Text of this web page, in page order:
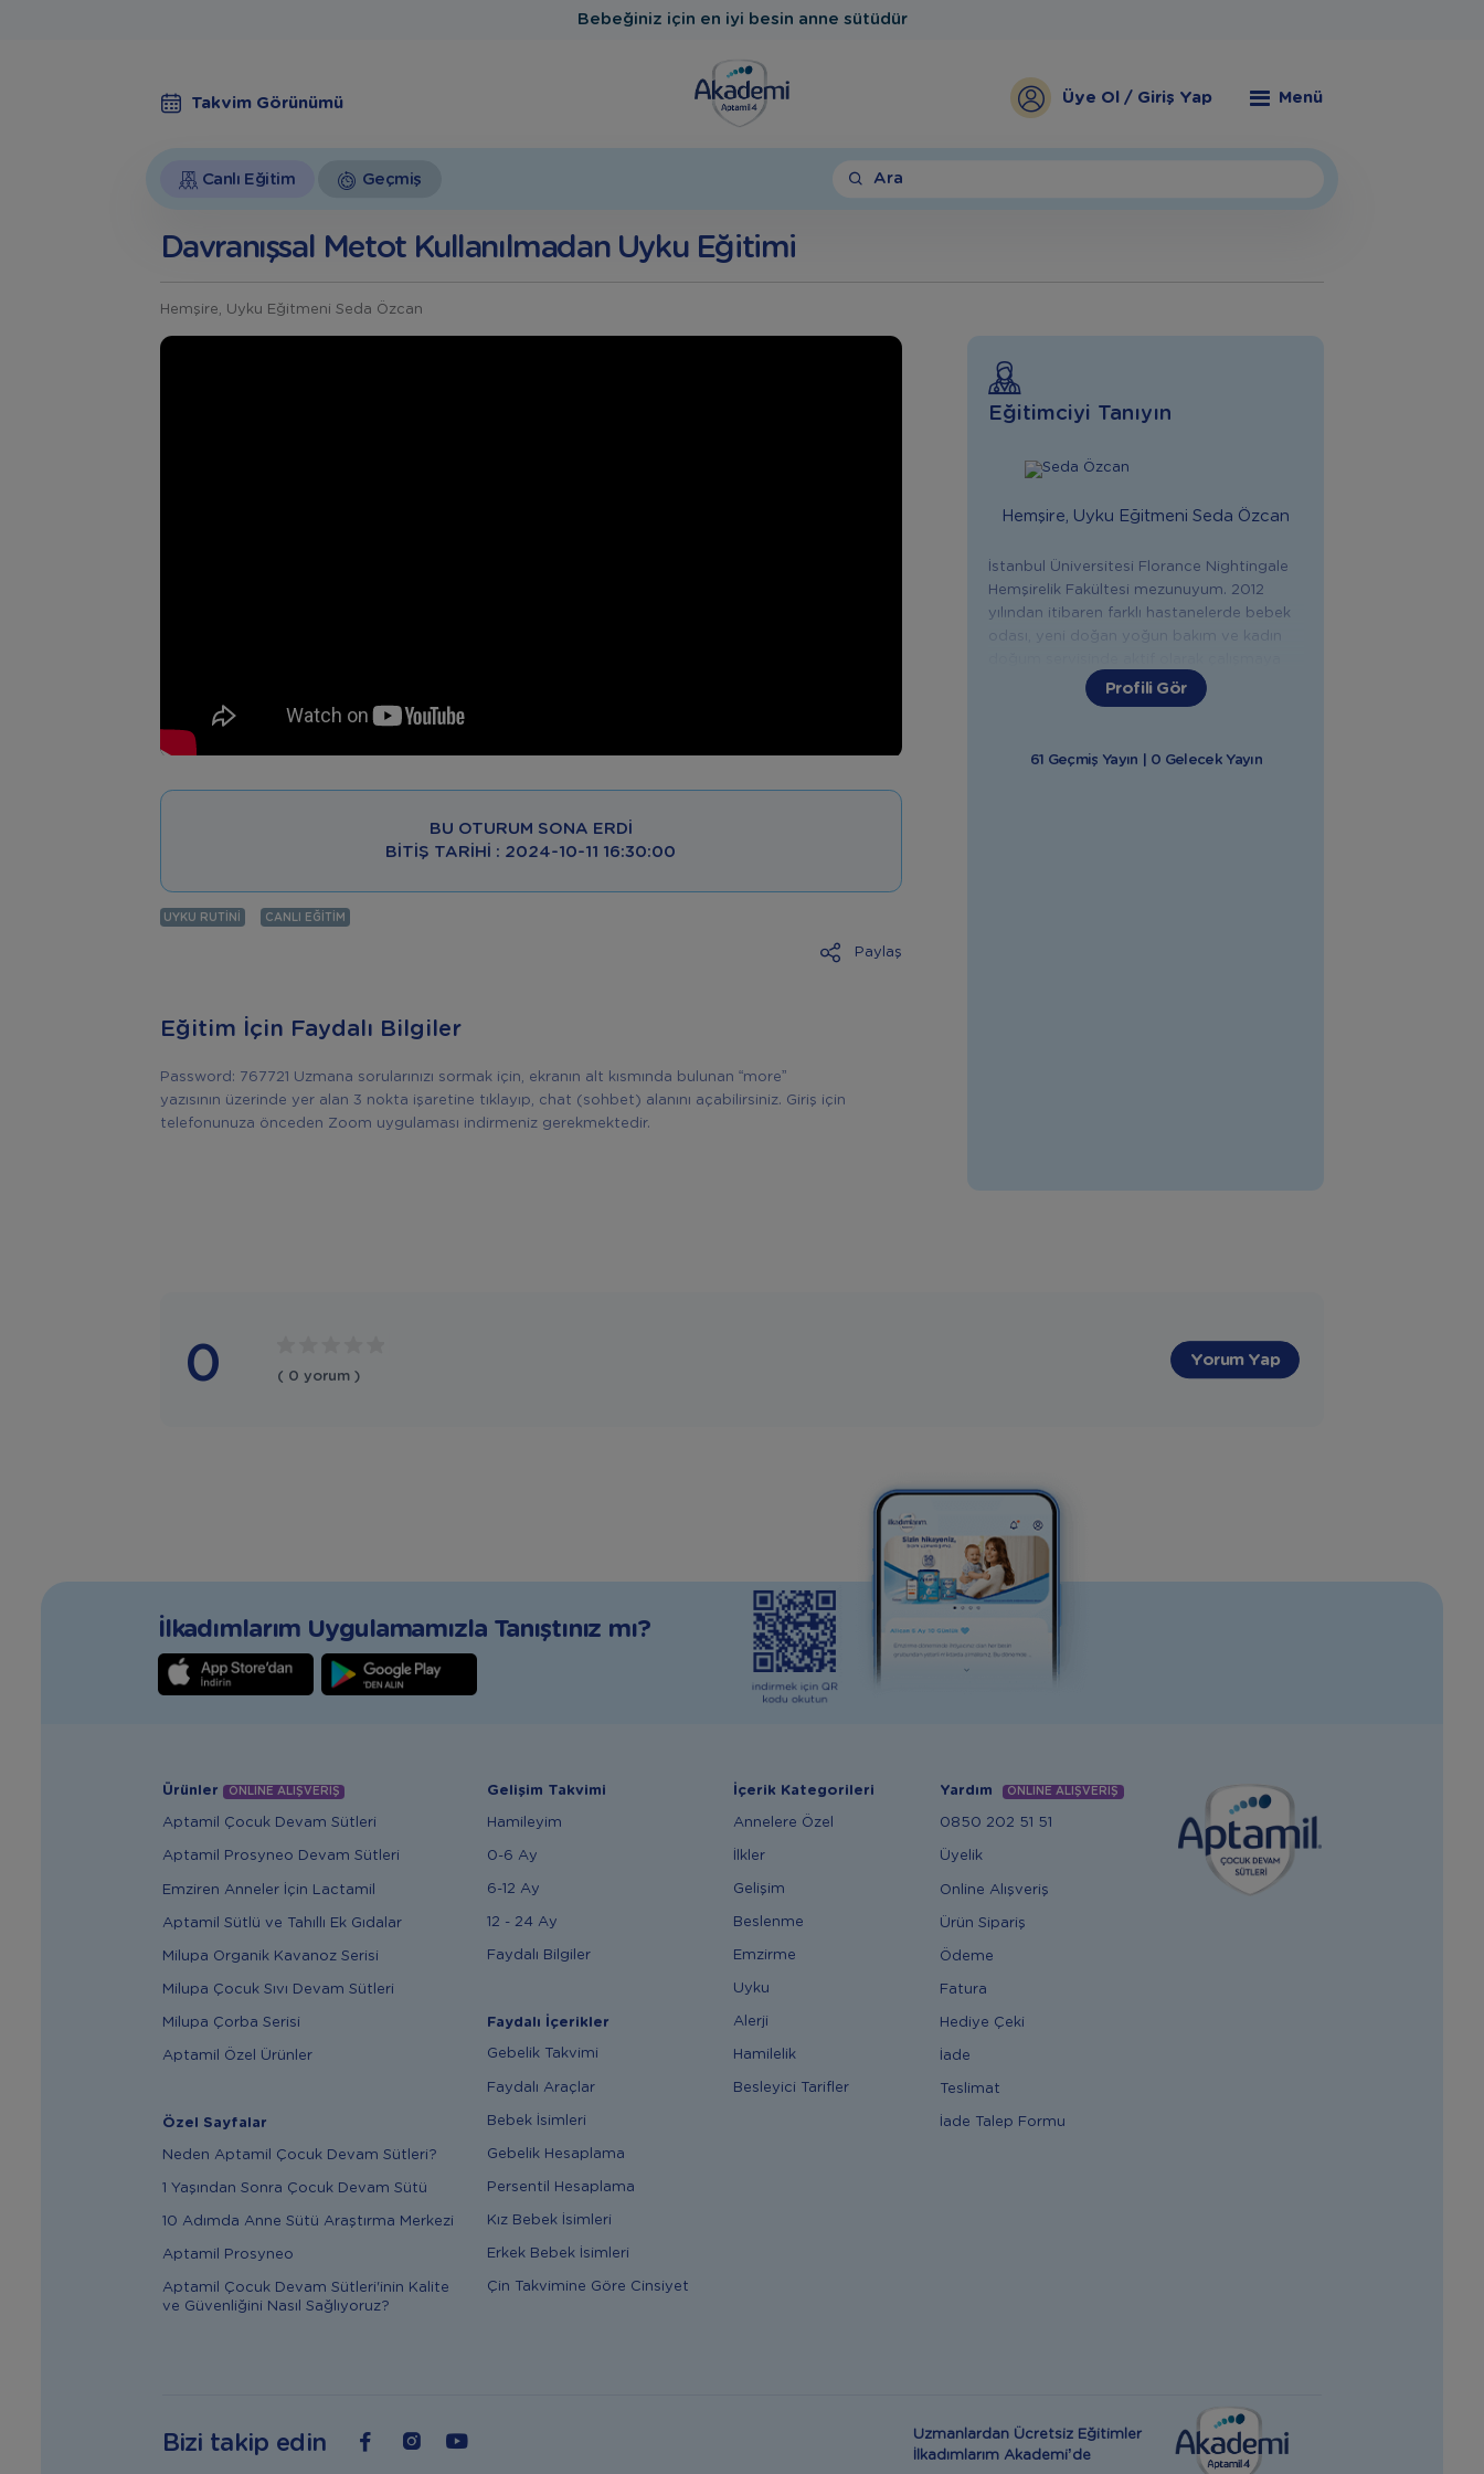
Bebeğiniz için en iyi besin anne sütüdür
Takvim Görünümü Üye Ol / Giriş Yap Menü
Canlı Eğitim Geçmiş Ara
Davranışsal Metot Kullanılmadan Uyku Eğitimi
Hemşire, Uyku Eğitmeni Seda Özcan
BU OTURUM SONA ERDI
BITIŞ TARIHI : 2024-10-11 16:30:00
UYKU RUTINI CANLI EĞITIM
Paylaş
Eğitim İçin Faydalı Bilgiler
Password: 767721 Uzmana sorularınızı sormak için, ekranın alt kısmında bulunan “more”
yazısının üzerinde yer alan 3 nokta işaretine tıklayıp, chat (sohbet) alanını açabilirsiniz. Giriş için
telefonunuza önceden Zoom uygulaması indirmeniz gerekmektedir.
Eğitimciyi Tanıyın
Hemşire, Uyku EğitmeniSeda Özcan
İstanbul Üniversitesi Florance Nightingale
Hemşirelik Fakültesi mezunuyum. 2012
yılından itibaren farklı hastanelerde bebek
odası, yeni doğan yoğun bakım ve kadın
başladım. 6 yıl özel bir çocuk nöroloji
kliniğinde eğitim hemşiresi olarak görev
tamamladım. International Parenting And
Profili Gör
61 Geçmiş Yayın | 0 Gelecek Yayın
0 ( 0 yorum )
Yorum Yap
İlkadımlarım Uygulamamızla Tanıştınız mı?
Ürünler ONLİNE ALIŞVERİŞ
Aptamil Çocuk Devam Sütleri
Aptamil Prosyneo Devam Sütleri
Emziren Anneler İçin Lactamil
Aptamil Sütlü ve Tahıllı Ek Gıdalar
Milupa Organik Kavanoz Serisi
Milupa Çocuk Sıvı Devam Sütleri
Milupa Çorba Serisi
Aptamil Özel Ürünler
Özel Sayfalar
Neden Aptamil Çocuk Devam Sütleri?
1 Yaşından Sonra Çocuk Devam Sütü
10 Adımda Anne Sütü Araştırma Merkezi
Aptamil Prosyneo
Aptamil Çocuk Devam Sütleri'inin Kalite
ve Güvenliğini Nasıl Sağlıyoruz?
Gelişim Takvimi
Hamileyim
0-6 Ay
6-12 Ay
12 - 24 Ay
Faydalı Bilgiler
Faydalı İçerikler
Gebelik Takvimi
Faydalı Araçlar
Bebek İsimleri
Gebelik Hesaplama
Persentil Hesaplama
Kız Bebek İsimleri
Erkek Bebek İsimleri
Çin Takvimine Göre Cinsiyet
İçerik Kategorileri
Annelere Özel
İlkler
Gelişim
Beslenme
Emzirme
Uyku
Alerji
Hamilelik
Besleyici Tarifler
Yardım ONLİNE ALIŞVERİŞ
0850 202 51 51
Üyelik
Online Alışveriş
Ürün Sipariş
Ödeme
Fatura
Hediye Çeki
İade
Teslimat
İade Talep Formu
Bizi takip edin
Uzmanlardan Ücretsiz Eğitimler
İlkadımlarım Akademi’de